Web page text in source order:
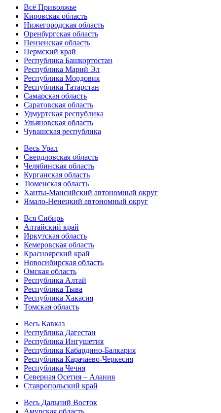
Всё Приволжье
Кировская область
Нижегородская область
Оренбургская область
Пензенская область
Пермский край
Республика Башкортостан
Республика Марий Эл
Республика Мордовия
Республика Татарстан
Самарская область
Саратовская область
Удмуртская республика
Ульяновская область
Чувашская республика
Весь Урал
Свердловская область
Челябинская область
Курганская область
Тюменская область
Ханты-Мансийский автономный округ
Ямало-Ненецкий автономный округ
Вся Сибирь
Алтайский край
Иркутская область
Кемеровская область
Красноярский край
Новосибирская область
Омская область
Республика Алтай
Республика Тыва
Республика Хакасия
Томская область
Весь Кавказ
Республика Дагестан
Республика Ингушетия
Республика Кабардино-Балкария
Республика Карачаево-Черкесия
Республика Чечня
Северная Осетия – Алания
Ставропольский край
Весь Дальний Восток
Амурская область